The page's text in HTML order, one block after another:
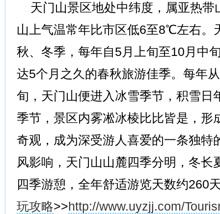
天门山景区地处中纬度，属亚热带
山上气温常年比市区低6至8℃左右。
秋、冬季，每年自5月上旬至10月中
达5个月之久的春秋旅游佳季。每年
旬，天门山便进入冰雪季节，积雪日
季节，景区内雾凇冰棱比比皆是，形
奇观，成为深受游人喜爱的一条独特
风影响，天门山山麓四季分明，冬长
四季游憩，全年舒适游览天数约260
玩攻略>>http://www.uyzjj.com/